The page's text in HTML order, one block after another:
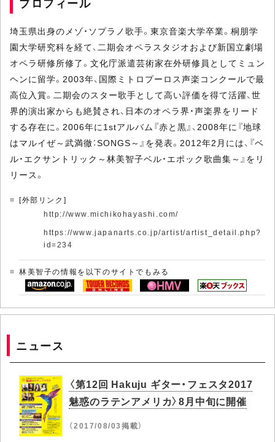
埼玉県出身のメゾ・ソプラノ歌手。東京音楽大学卒業。桐朋学
園大学研究科を経て、二期会オペラスタジオおよび新国立劇場
オペラ研修所修了。文化庁派遣芸術家在外研修員としてミュン
ヘンに留学。2003年、国際ミトロプーロス声楽コンクールで最
高位入賞。二期会のスター歌手として高い評価を得て活躍、世
界的演出家からも絶賛され、日本のオペラ界・声楽界をリード
する存在に。2006年に1stアルバム『赤と黒』、2008年に『地球
はマルイぜ～武満徹：SONGS～』を発表。2012年2月には、『ベ
ル・エクサントリック～林美智子ベル・エポック歌曲集～』をリ
リース。
[外部リンク]
http://www.michikohayashi.com/
https://www.japanarts.co.jp/artist/artist_detail.php?
id=234
林美智子の情報を以下のサイトでもみる
ニュース
〈第12回 Hakuju ギター・フェスタ2017
魅惑のラテンアメリカ〉8月中旬に開催
（2017/08/03掲載）